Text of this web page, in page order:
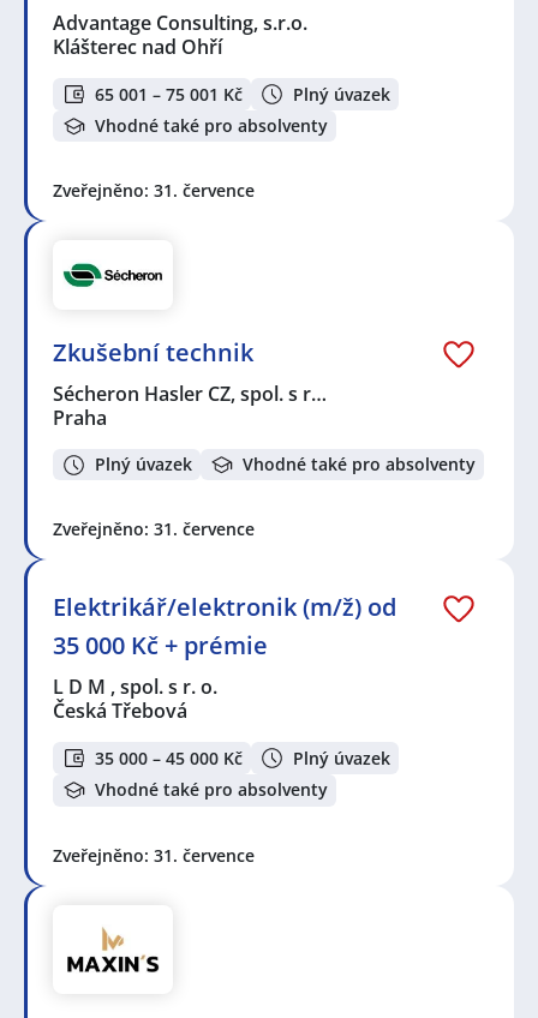
Advantage Consulting, s.r.o.
Klášterec nad Ohří
65 001 – 75 001 Kč
Plný úvazek
Vhodné také pro absolventy
Zveřejněno: 31. července
Zkušební technik
Sécheron Hasler CZ, spol. s r…
Praha
Plný úvazek Vhodné také pro absolventy
Zveřejněno: 31. července
Elektrikář/elektronik (m/ž) od
35 000 Kč + prémie
L D M , spol. s r. o.
Česká Třebová
35 000 – 45 000 Kč
Plný úvazek
Vhodné také pro absolventy
Zveřejněno: 31. července